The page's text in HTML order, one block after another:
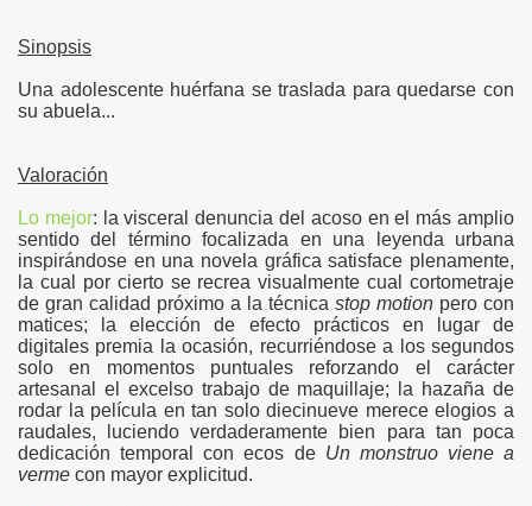
Sinopsis
Una adolescente huérfana se traslada para quedarse con
su abuela...
Valoración
Lo mejor: la visceral denuncia del acoso en el más amplio
sentido del término focalizada en una leyenda urbana
inspirándose en una novela gráfica satisface plenamente,
la cual por cierto se recrea visualmente cual cortometraje
de gran calidad próximo a la técnica stop motion pero con
matices; la elección de efecto prácticos en lugar de
digitales premia la ocasión, recurriéndose a los segundos
solo en momentos puntuales reforzando el carácter
artesanal el excelso trabajo de maquillaje; la hazaña de
rodar la película en tan solo diecinueve merece elogios a
raudales, luciendo verdaderamente bien para tan poca
dedicación temporal con ecos de Un monstruo viene a
verme con mayor explicitud.